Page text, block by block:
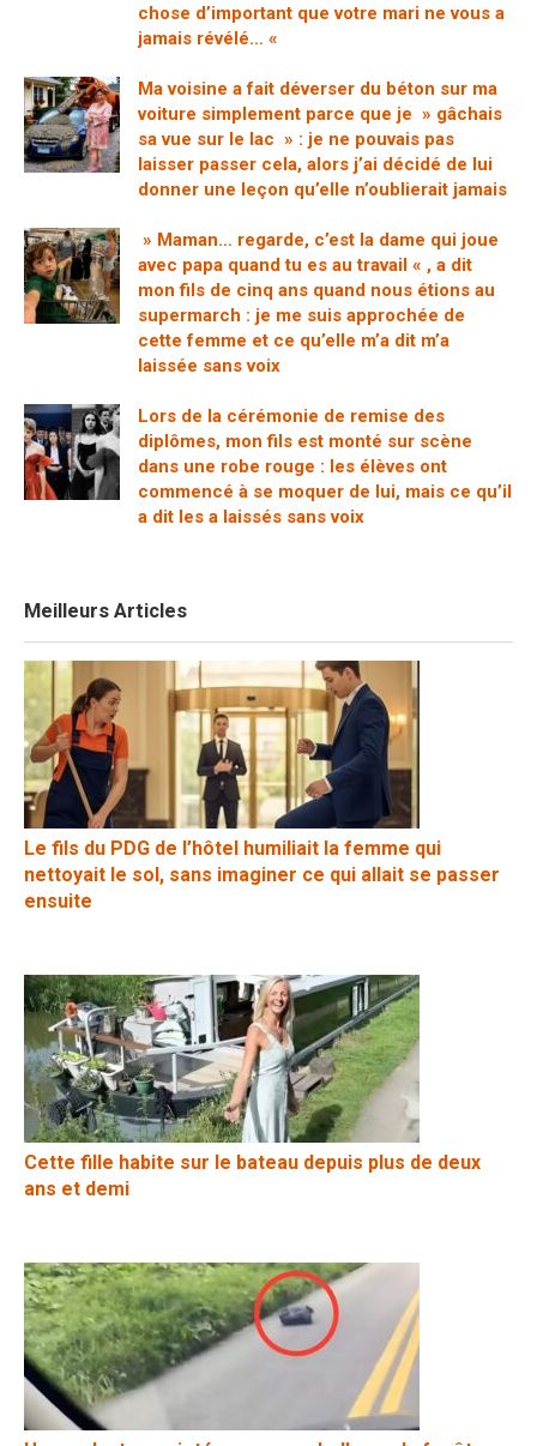
chose d’important que votre mari ne vous a
jamais révélé… «
Ma voisine a fait déverser du béton sur ma
voiture simplement parce que je » gâchais
sa vue sur le lac » : je ne pouvais pas
laisser passer cela, alors j’ai décidé de lui
donner une leçon qu’elle n’oublierait jamais
» Maman… regarde, c’est la dame qui joue
avec papa quand tu es au travail « , a dit
mon fils de cinq ans quand nous étions au
supermarch : je me suis approchée de
cette femme et ce qu’elle m’a dit m’a
laissée sans voix
Lors de la cérémonie de remise des
diplômes, mon fils est monté sur scène
dans une robe rouge : les élèves ont
commencé à se moquer de lui, mais ce qu’il
a dit les a laissés sans voix
Meilleurs Articles
Le fils du PDG de l’hôtel humiliait la femme qui
nettoyait le sol, sans imaginer ce qui allait se passer
ensuite
Cette fille habite sur le bateau depuis plus de deux
ans et demi